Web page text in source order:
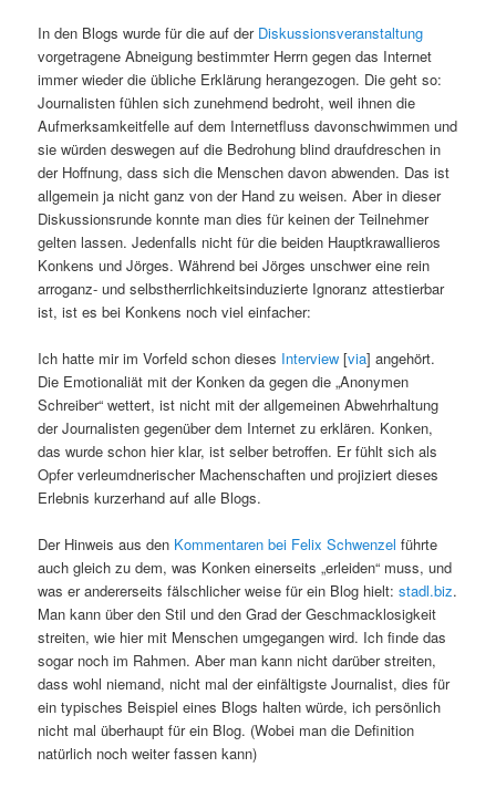
In den Blogs wurde für die auf der Diskussionsveranstaltung
vorgetragene Abneigung bestimmter Herrn gegen das Internet
immer wieder die übliche Erklärung herangezogen. Die geht so:
Journalisten fühlen sich zunehmend bedroht, weil ihnen die
Aufmerksamkeitfelle auf dem Internetfluss davonschwimmen und
sie würden deswegen auf die Bedrohung blind draufdreschen in
der Hoffnung, dass sich die Menschen davon abwenden. Das ist
allgemein ja nicht ganz von der Hand zu weisen. Aber in dieser
Diskussionsrunde konnte man dies für keinen der Teilnehmer
gelten lassen. Jedenfalls nicht für die beiden Hauptkrawallieros
Konkens und Jörges. Während bei Jörges unschwer eine rein
arroganz- und selbstherrlichkeitsinduzierte Ignoranz attestierbar
ist, ist es bei Konkens noch viel einfacher:
Ich hatte mir im Vorfeld schon dieses Interview [via] angehört.
Die Emotionaliät mit der Konken da gegen die „Anonymen
Schreiber“ wettert, ist nicht mit der allgemeinen Abwehrhaltung
der Journalisten gegenüber dem Internet zu erklären. Konken,
das wurde schon hier klar, ist selber betroffen. Er fühlt sich als
Opfer verleumdnerischer Machenschaften und projiziert dieses
Erlebnis kurzerhand auf alle Blogs.
Der Hinweis aus den Kommentaren bei Felix Schwenzel führte
auch gleich zu dem, was Konken einerseits „erleiden“ muss, und
was er andererseits fälschlicher weise für ein Blog hielt:stadl.biz.
Man kann über den Stil und den Grad der Geschmacklosigkeit
streiten, wie hier mit Menschen umgegangen wird. Ich finde das
sogar noch im Rahmen. Aber man kann nicht darüber streiten,
dass wohl niemand, nicht mal der einfältigste Journalist, dies für
ein typisches Beispiel eines Blogs halten würde, ich persönlich
nicht mal überhaupt für ein Blog. (Wobei man die Definition
natürlich noch weiter fassen kann)